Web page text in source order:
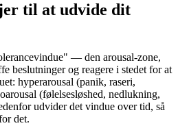
til at udvide dit
— den arousal-zone,
beslutninger og reagere i stedet for at
hyperarousal (panik, raseri,
(følelsesløshed, nedlukning,
udvider det vindue over tid, så
det.